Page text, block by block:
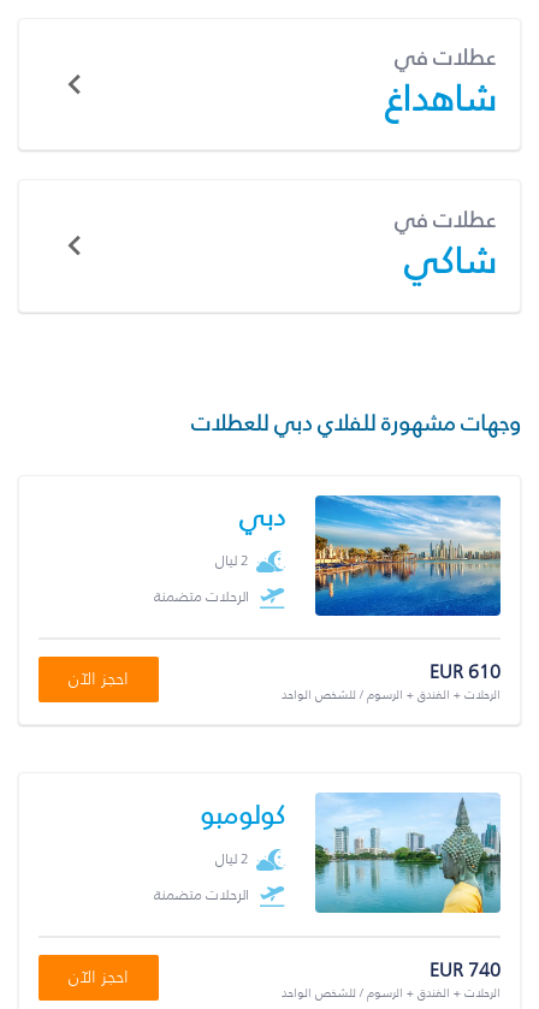
عطلات في
شاهداغ
عطلات في
شاكي
وجهات مشهورة للفلاي دبي للعطلات
دبي
2 ليال
الرحلات متضمنة
EUR 610
الرحلات + الفندق + الرسوم / للشخص الواحد
احجز الآن
كولومبو
2 ليال
الرحلات متضمنة
EUR 740
الرحلات + الفندق + الرسوم / للشخص الواحد
احجز الآن